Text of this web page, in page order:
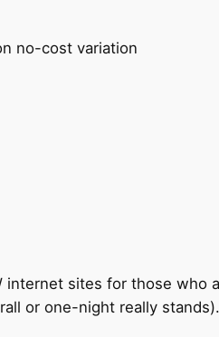
no-cost variation
internet sites for those
or one-night really